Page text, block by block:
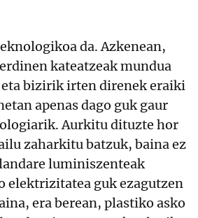
da. Azkenean,
kateatzeak mundua
eta bizirik irten direnek eraiki
apenas dago guk gaur
Aurkitu dituzte hor
zaharkitu batzuk, baina ez
luminiszenteak
elektrizitatea guk ezagutzen
era berean, plastiko asko